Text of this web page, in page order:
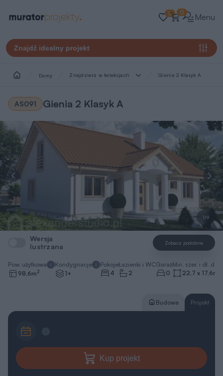
0 0 Menu
Znajdź idealny projekt
Domy Znajdziesz w kolekcjach Gienia 2 Klasyk A
AS091 Gienia 2 Klasyk A
1/9
Wersja
lustrzana
Zobacz podobne
Pow. użytkowa
98,6m2
Kondygnacje
1+
Pokoje
4
Łazienki i WC
2
Garaż
0
Min. szer. i dł.
22,7 x 17,6m
Budowa Projekt
Kup projekt